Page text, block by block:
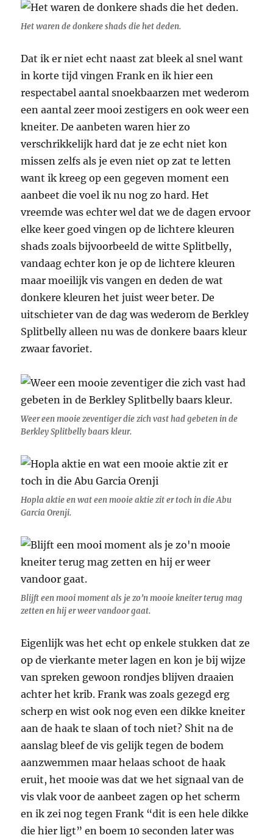
Het waren de donkere shads die het deden.
Dat ik er niet echt naast zat bleek al snel want
in korte tijd vingen Frank en ik hier een
respectabel aantal snoekbaarzen met wederom
een aantal zeer mooi zestigers en ook weer een
kneiter. De aanbeten waren hier zo
verschrikkelijk hard dat je ze echt niet kon
missen zelfs als je even niet op zat te letten
want ik kreeg op een gegeven moment een
aanbeet die voel ik nu nog zo hard. Het
vreemde was echter wel dat we de dagen ervoor
elke keer goed vingen op de lichtere kleuren
shads zoals bijvoorbeeld de witte Splitbelly,
vandaag echter kon je op de lichtere kleuren
maar moeilijk vis vangen en deden de wat
donkere kleuren het juist weer beter. De
uitschieter van de dag was wederom de Berkley
Splitbelly alleen nu was de donkere baars kleur
zwaar favoriet.
Weer een mooie zeventiger die zich vast had gebeten in de
Berkley Splitbelly baars kleur.
Hopla aktie en wat een mooie aktie zit er toch in die Abu
Garcia Orenji.
Blijft een mooi moment als je zo’n mooie kneiter terug mag
zetten en hij er weer vandoor gaat.
Eigenlijk was het echt op enkele stukken dat ze
op de vierkante meter lagen en kon je bij wijze
van spreken gewoon rondjes blijven draaien
achter het krib. Frank was zoals gezegd erg
scherp en wist ook nog even een dikke kneiter
aan de haak te slaan of toch niet? Shit na de
aanslag bleef de vis gelijk tegen de bodem
aanzwemmen maar helaas schoot de haak
eruit, het mooie was dat we het signaal van de
vis vlak voor de aanbeet zagen op het scherm
en ik zei nog tegen Frank “dit is een hele dikke
die hier ligt” en boem 10 seconden later was